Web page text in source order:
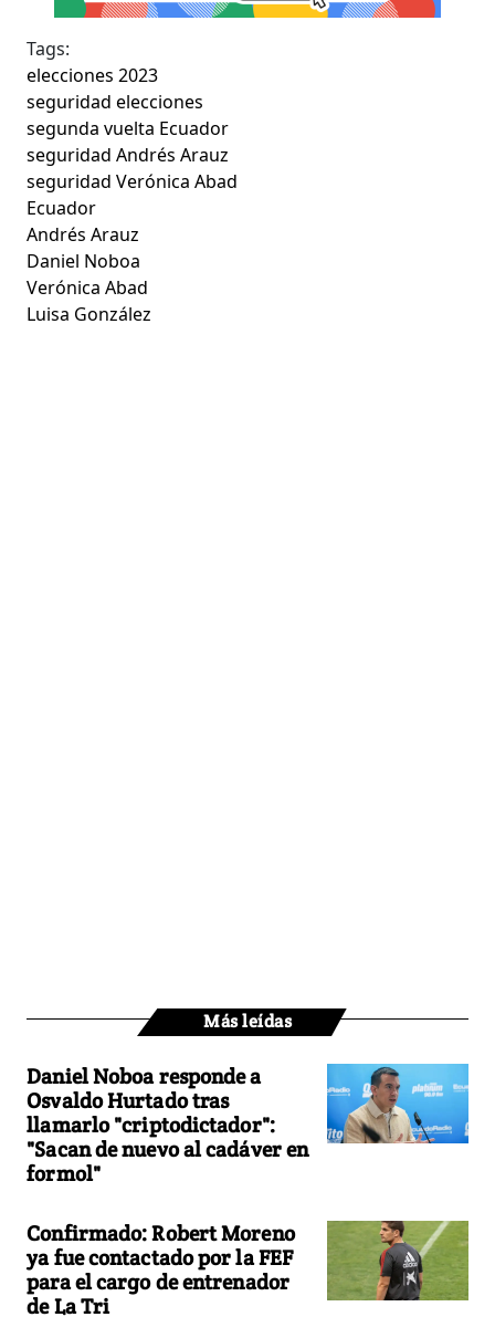
Tags:
elecciones 2023
seguridad elecciones
segunda vuelta Ecuador
seguridad Andrés Arauz
seguridad Verónica Abad
Ecuador
Andrés Arauz
Daniel Noboa
Verónica Abad
Luisa González
Más leídas
Daniel Noboa responde a
Osvaldo Hurtado tras
llamarlo "criptodictador":
"Sacan de nuevo al cadáver en
formol"
Confirmado: Robert Moreno
ya fue contactado por la FEF
para el cargo de entrenador
de La Tri